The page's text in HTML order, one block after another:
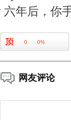
六年后，你
0 0%
网友评论